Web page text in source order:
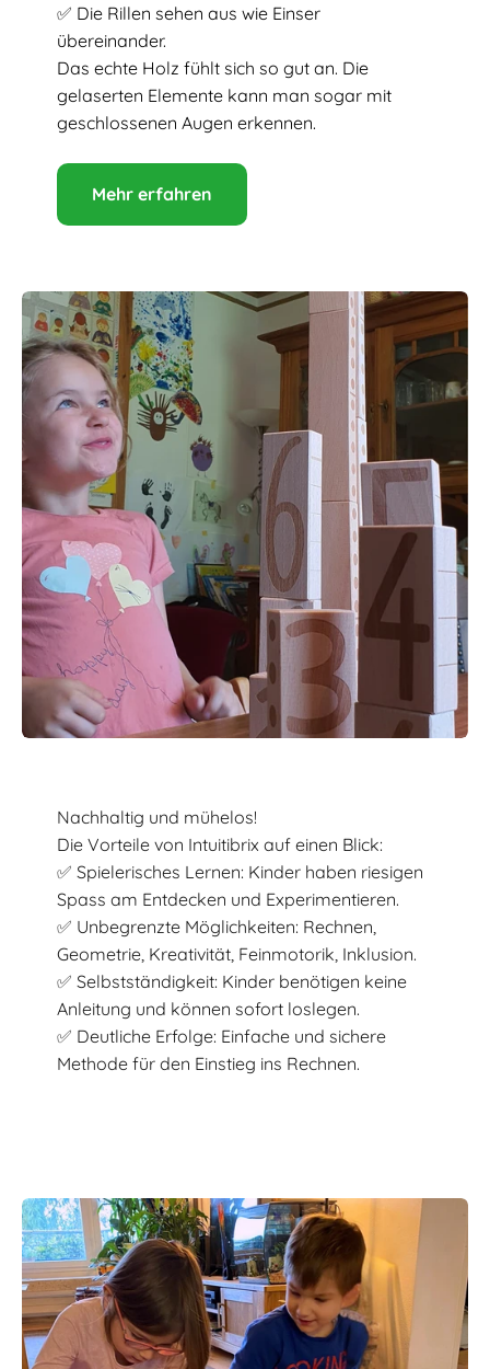
✅ Die Rillen sehen aus wie Einser
übereinander.
Das echte Holz fühlt sich so gut an. Die
gelaserten Elemente kann man sogar mit
geschlossenen Augen erkennen.
Mehr erfahren
Nachhaltig und mühelos!
Die Vorteile von Intuitibrix auf einen Blick:
✅ Spielerisches Lernen: Kinder haben riesigen
Spass am Entdecken und Experimentieren.
✅ Unbegrenzte Möglichkeiten: Rechnen,
Geometrie, Kreativität, Feinmotorik, Inklusion.
✅ Selbstständigkeit: Kinder benötigen keine
Anleitung und können sofort loslegen.
✅ Deutliche Erfolge: Einfache und sichere
Methode für den Einstieg ins Rechnen.